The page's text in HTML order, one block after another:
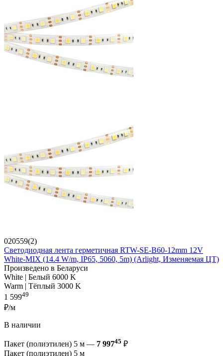
020559(2)
Светодиодная лента герметичная RTW-SE-B60-12mm 12V
White-MIX (14.4 W/m, IP65, 5060, 5m) (Arlight, Изменяемая ЦТ)
Произведено в Беларуси
White | Белый 6000 K
Warm | Тёплый 3000 K
1 59949
₽/м
В наличии
Пакет (полиэтилен) 5 м — 7 99745 ₽
Пакет (полиэтилен) 5 м